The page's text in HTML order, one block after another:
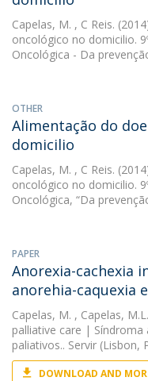
Capelas, M. , C Reis.
oncológico no domicilio.
Oncológica - Da
OTHER
Alimentação do
domicilio
Capelas, M. , C Reis.
oncológico no domicilio.
Oncológica, “Da
PAPER
Anorexia-cachexia
anorehia-caquexia
Capelas, M. , Capelas,
palliative care | Síndroma
paliativos.. Servir (Lisbon,
DOWNLOAD AND